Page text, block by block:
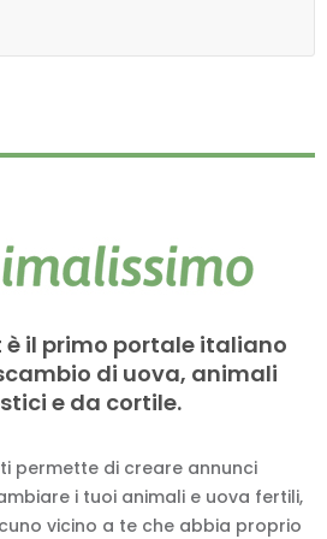
il primo portale italiano
di uova, animali
e da cortile.
ti permette di creare annunci
i tuoi animali e uova fertili,
vicino a te che abbia proprio